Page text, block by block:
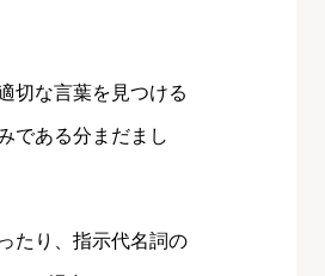
切な言葉を見つける
である分まだまし
たり、指示代名詞の